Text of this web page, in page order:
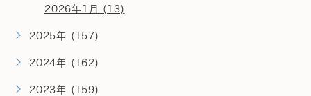
2026年1月 (13)
2025年 (157)
2024年 (162)
2023年 (159)